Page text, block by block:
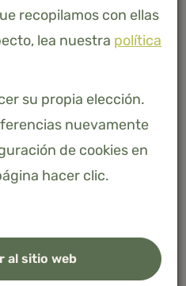
recopilamos con ellas
lea nuestra política
su propia elección.
nuevamente
de cookies en
hacer clic.
al sitio web